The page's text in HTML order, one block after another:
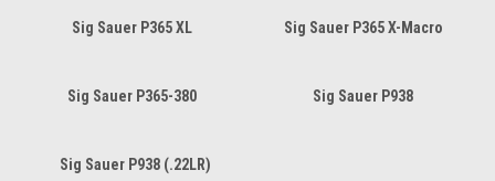
Sig Sauer P365 XL Sig Sauer P365 X-Macro
Sig Sauer P365-380 Sig Sauer P938
Sig Sauer P938 (.22LR)